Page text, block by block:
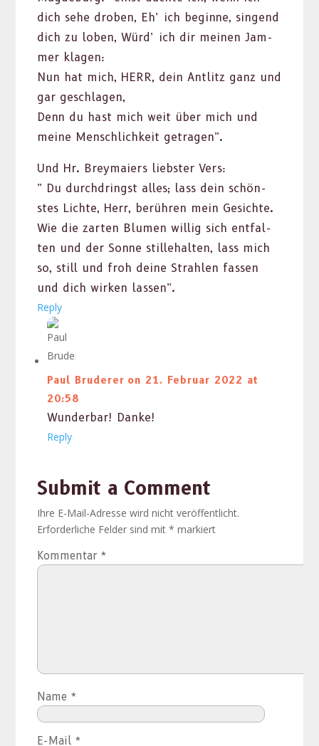
dich sehe droben, Eh’ ich beginne, sin­gend
dich zu loben, Würd’ ich dir meinen Jam­
mer kla­gen:
Nun hat mich, HERR, dein Antlitz ganz und
gar geschla­gen,
Denn du hast mich weit über mich und
meine Men­schlichkeit getra­gen”.
Und Hr. Brey­maiers lieb­ster Vers:
” Du durch­dringst alles; lass dein schön­
stes Lichte, Herr, berühren mein Gesichte.
Wie die zarten Blu­men willig sich ent­fal­
ten und der Sonne stille­hal­ten, lass mich
so, still und froh deine Strahlen fassen
und dich wirken lassen”.
Reply
Paul Bruderer on 21. Februar 2022 at
20:58
Wun­der­bar! Danke!
Reply
Submit a Comment
Ihre E-Mail-Adresse wird nicht veröffentlicht.
Erforderliche Felder sind mit* markiert
Kommentar *
Name *
E-Mail *